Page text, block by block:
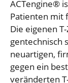
ACTengine®
Patienten mit
Die eigenen
gentechnisch
neuartigen,
gegen ein
veränderten